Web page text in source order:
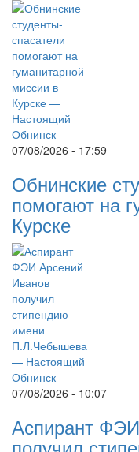
07/08/2026 - 17:59
Обнинские
помогают на
Курске
07/08/2026 - 10:07
Аспирант